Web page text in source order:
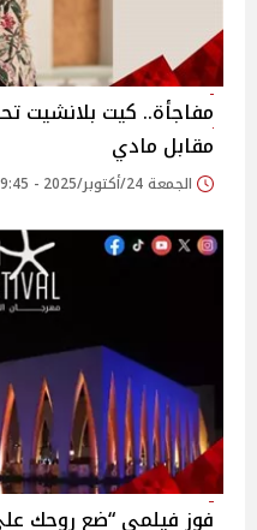
مفاجأة.. كيت بلانشيت
مقابل مادي
الجمعة 24/أكتوبر/2025 - 09:45 م
فوز فيلمي “ضع روحك